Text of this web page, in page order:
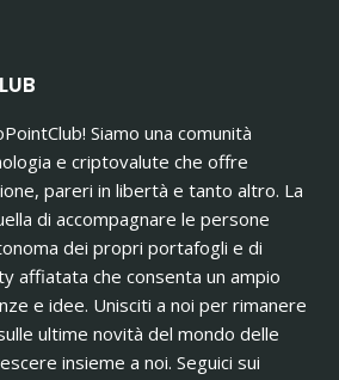
Siamo una comunità
e criptovalute che offre
pareri in libertà e tanto altro. La
di accompagnare le persone
dei propri portafogli e di
affiatata che consenta un ampio
e idee. Unisciti a noi per rimanere
ultime novità del mondo delle
insieme a noi. Seguici sui